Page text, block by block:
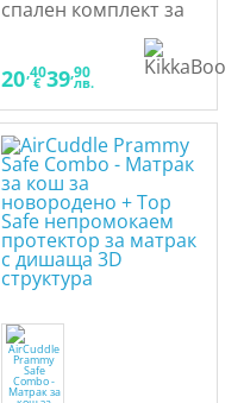
спален комплект за
20,40
€ 39,90
лв.